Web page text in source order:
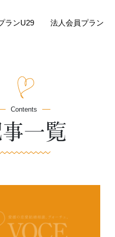
ランU29 法人会員プラン
Contents
一覧